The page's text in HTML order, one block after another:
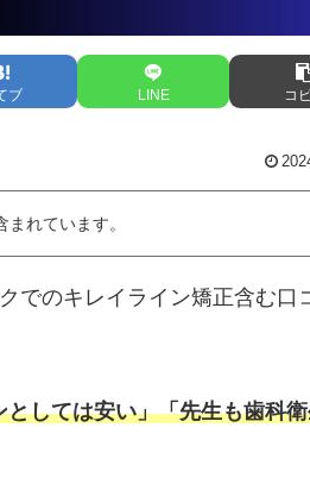
ブ LINE コ
れています。
でのキレイライン矯正含む口
としては安い」「先生も歯科